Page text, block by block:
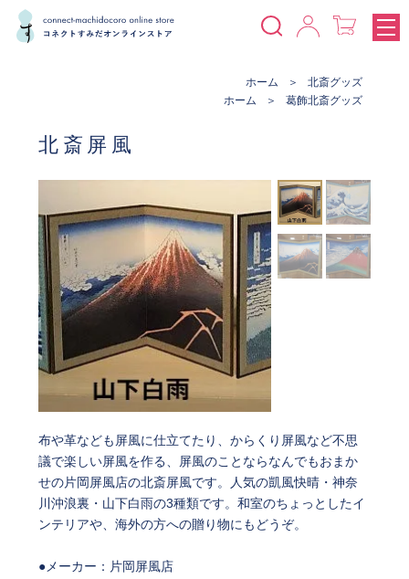
ホーム
北斎グッズ
ホーム
葛飾北斎グッズ
北斎屏風
布や革なども屏風に仕立てたり、からくり屏風など不思
議で楽しい屏風を作る、屏風のことならなんでもおまか
せの片岡屏風店の北斎屏風です。人気の凱風快晴・神奈
川沖浪裏・山下白雨の3種類です。和室のちょっとしたイ
ンテリアや、海外の方への贈り物にもどうぞ。
●メーカー：片岡屏風店